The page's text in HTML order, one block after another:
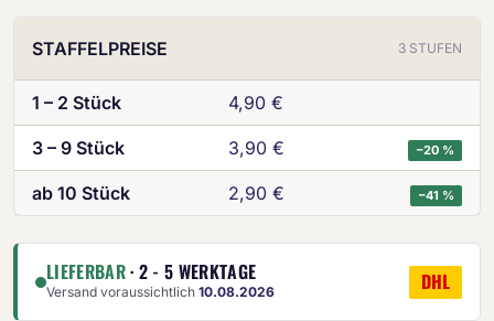
STAFFELPREISE 3 STUFEN
1 – 2 Stück 4,90 €
3 – 9 Stück 3,90 € −20 %
ab 10 Stück 2,90 € −41 %
LIEFERBAR· 2 - 5 WERKTAGE
Versand voraussichtlich 10.08.2026 DHL